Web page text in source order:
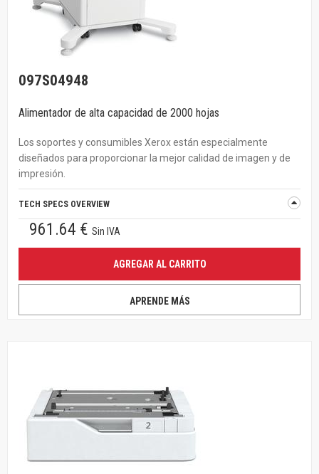
097S04948
Alimentador de alta capacidad de 2000 hojas
Los soportes y consumibles Xerox están especialmente
diseñados para proporcionar la mejor calidad de imagen y de
impresión.
TECH SPECS OVERVIEW
961.64 € Sin IVA
AGREGAR AL CARRITO
APRENDE MÁS